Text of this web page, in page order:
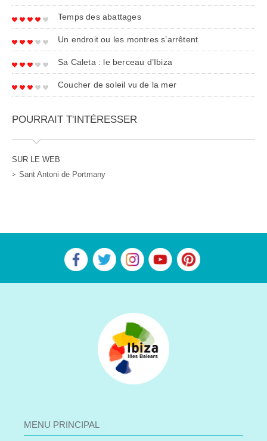
Temps des abattages
Un endroit ou les montres s’arrêtent
Sa Caleta : le berceau d’Ibiza
Coucher de soleil vu de la mer
POURRAIT T'INTÉRESSER
SUR LE WEB
Sant Antoni de Portmany
MENU PRINCIPAL